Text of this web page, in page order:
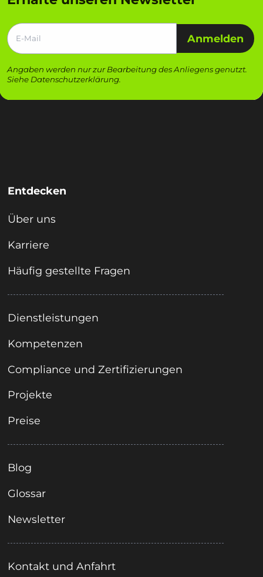
Anmelden
Angaben werden nur zur Bearbeitung des Anliegens genutzt.
Siehe Datenschutzerklärung.
Entdecken
Über uns
Karriere
Häufig gestellte Fragen
Dienstleistungen
Kompetenzen
Compliance und Zertifizierungen
Projekte
Preise
Blog
Glossar
Newsletter
Kontakt und Anfahrt